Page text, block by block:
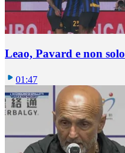
Leao, Pavard e non solo
01:47